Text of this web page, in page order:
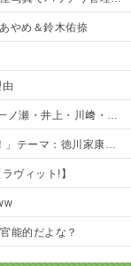
やめ＆鈴木佑捺
﨑・菅原・中西が全完売
24:00〜 TOKYO MX】
ヴィット!】
能的だよな？